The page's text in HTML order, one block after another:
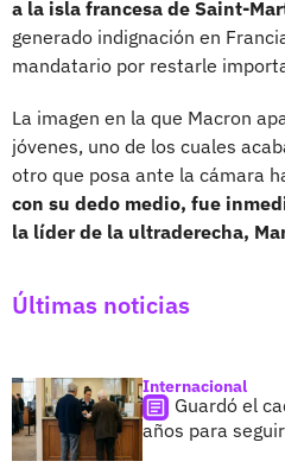
a la isla francesa de Saint-
generado indignación en
mandatario por restarle
La imagen en la que Macron
jóvenes, uno de los cuales
otro que posa ante la cámara
con su dedo medio, fue
la líder de la ultraderecha,
Últimas noticias
Internacional
Guardó el
años para